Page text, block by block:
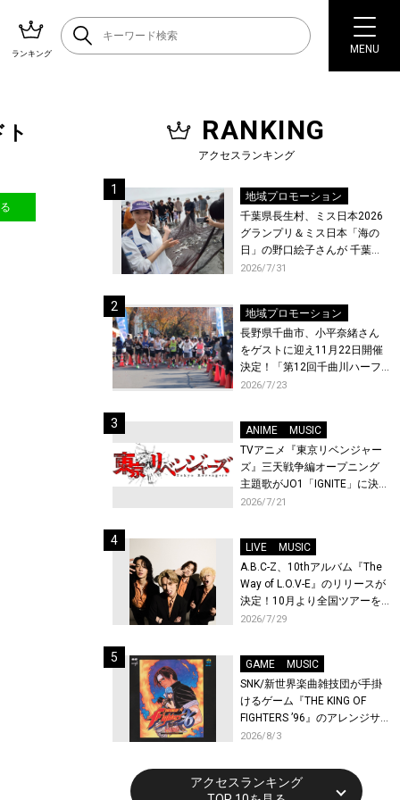
ランキング MENU
RANKING
アクセスランキング
地域プロモーション
千葉県長生村、ミス日本2026
グランプリ＆ミス日本「海の
日」の野口絵子さんが 千葉県
唯一の村・長生村で地引網を
2026/7/31
地域プロモーション
長野県千曲市、小平奈緒さん
をゲストに迎え11月22日開催
決定！「第12回千曲川ハーフ
マラソン」エントリー受付開
2026/7/23
ANIME
MUSIC
TVアニメ『東京リベンジャー
ズ』三天戦争編オープニング
主題歌がJO1「IGNITE」に決
定！メンバー全員から喜びと
先行上映会を開催！
2026/7/21
LIVE
MUSIC
A.B.C-Z、10thアルバム『The
Way of L.O.V-E』のリリースが
決定！10月より全国ツアーを
開催！
2026/7/29
GAME
MUSIC
SNK/新世界楽曲雑技団が手掛
けるゲーム『THE KING OF
FIGHTERS ’96』のアレンジサ
ウンドトラックが配信開始！
2026/8/3
アクセスランキング